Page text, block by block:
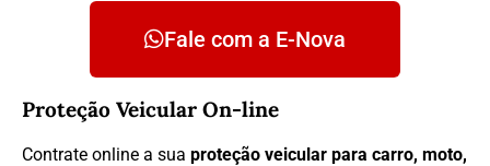
Fale com a E-Nova
Proteção Veicular On-line
Contrate online a sua proteção veicular para carro, moto,